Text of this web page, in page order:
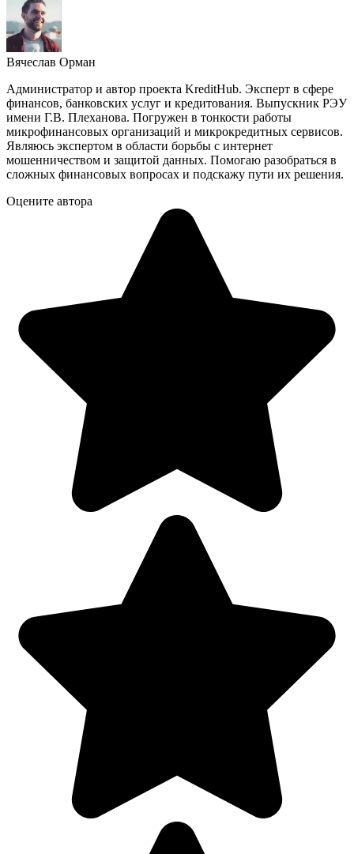
Вячеслав Орман
Администратор и автор проекта KreditHub. Эксперт в сфере
финансов, банковских услуг и кредитования. Выпускник РЭУ
имени Г.В. Плеханова. Погружен в тонкости работы
микрофинансовых организаций и микрокредитных сервисов.
Являюсь экспертом в области борьбы с интернет
мошенничеством и защитой данных. Помогаю разобраться в
сложных финансовых вопросах и подскажу пути их решения.
Оцените автора